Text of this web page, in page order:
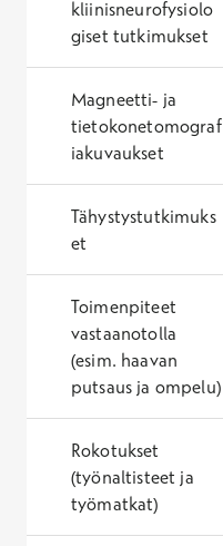
kliinisneurofysiolo
giset tutkimukset
Magneetti- ja
tietokonetomograf
iakuvaukset
Tähystystutkimuks
et
Toimenpiteet
vastaanotolla
(esim. haavan
putsaus ja ompelu)
Rokotukset
(työnaltisteet ja
työmatkat)